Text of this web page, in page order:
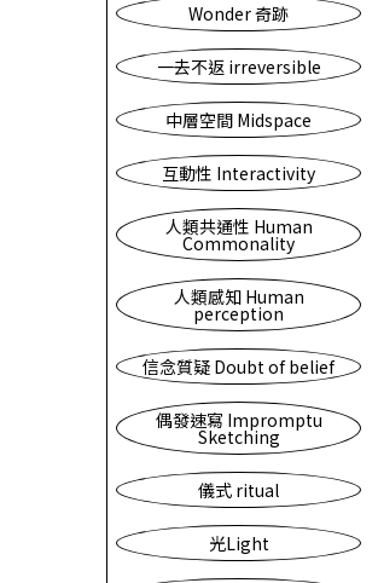
Wonder 奇跡
一去不返 irreversible
中層空間 Midspace
互動性 Interactivity
人類共通性 Human
Commonality
人類感知 Human
perception
信念質疑 Doubt of belief
偶發速寫 Impromptu
Sketching
儀式 ritual
光Light